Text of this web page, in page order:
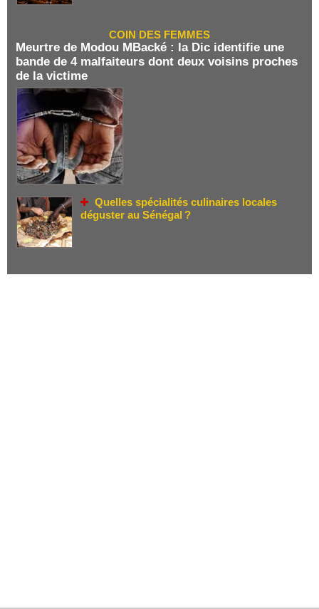
COIN DES FEMMES
Meurtre de Modou MBacké : la Dic identifie une
bande de 4 malfaiteurs dont deux voisins proches
de la victime
Quelles spécialités culinaires locales
déguster au Sénégal ?